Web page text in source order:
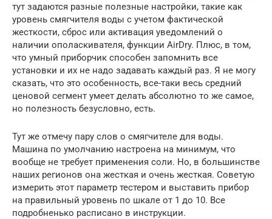
тут задаются разные полезные настройки, такие как
уровень смягчителя воды с учетом фактической
жесткости, сброс или активация уведомлений о
наличии ополаскивателя, функции AirDry. Плюс, в том,
что умный приборчик способен запомнить все
установки и их не надо задавать каждый раз. Я не могу
сказать, что это особенность, все-таки весь средний
ценовой сегмент умеет делать абсолютно то же самое,
но полезность безусловно, есть.
Тут же отмечу пару слов о смягчителе для воды.
Машина по умолчанию настроена на минимум, что
вообще не требует применения соли. Но, в большинстве
наших регионов она жесткая и очень жесткая. Советую
измерить этот параметр тестером и выставить прибор
на правильный уровень по шкале от 1 до 10. Все
подробненько расписано в инструкции.